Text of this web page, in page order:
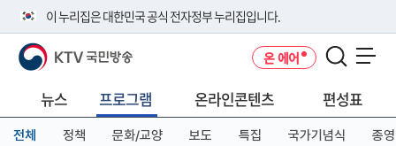
이 누리집은 대한민국 공식 전자정부 누리집입니다.
공식 누리집 주소 확인하기
니다.
이밖에 or.kr 또는 .kr등 다른 도메인 주소를 사용하고 있다면 아래 URL에
서 도메인 주소를 확인해 보세요
KTV 국민방송 온 에어
뉴스 프로그램 온라인콘텐츠 편성표
전체 정책 문화/교양 보도 특집 국가기념식 종영